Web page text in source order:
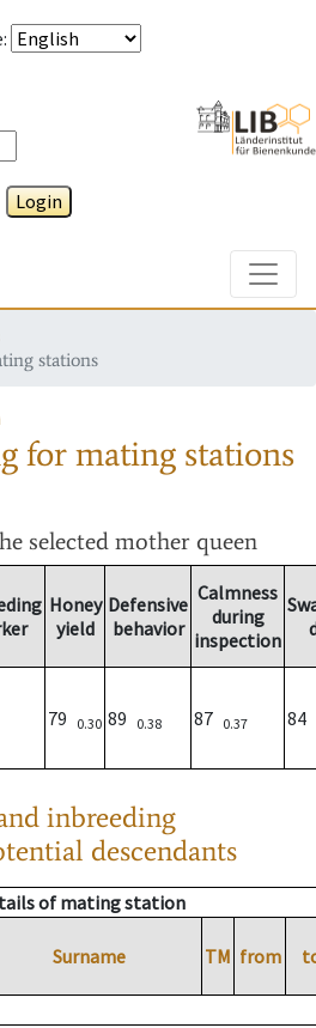
:
Login
stations
for mating stations
selected mother queen
Honey
yield
Defensive
behavior
Calmness
during
inspection
79 0.30 89 0.38 87 0.37 84
inbreeding
descendants
of mating station
Surname TM from